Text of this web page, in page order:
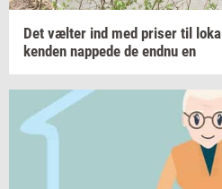
Det væl­ter ind med pri­ser til lokal
ken­den nap­pe­de de endnu en